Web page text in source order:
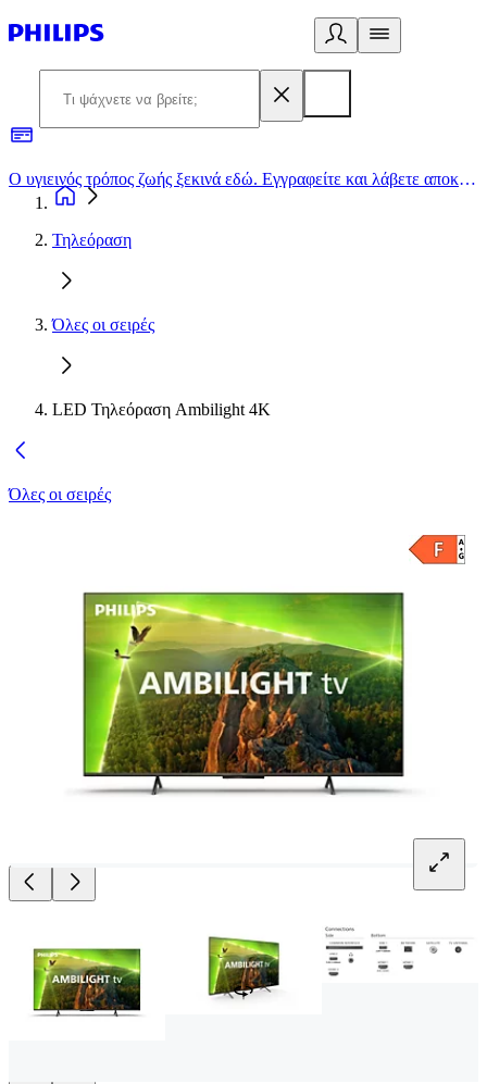
Ο υγιεινός τρόπος ζωής ξεκινά εδώ. Εγγραφείτε και λάβετε αποκλειστικές προσφορές
Τηλεόραση
Όλες οι σειρές
LED Τηλεόραση Ambilight 4K
Όλες οι σειρές